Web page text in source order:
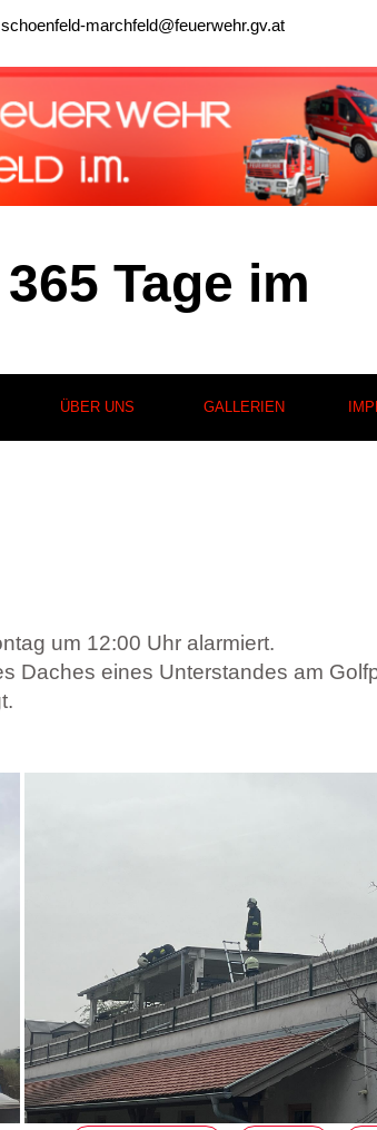
schoenfeld-marchfeld@feuerwehr.gv.at
Tage im
ÜBER UNS GALLERIEN
um 12:00 Uhr alarmiert.
Daches eines Unterstandes am